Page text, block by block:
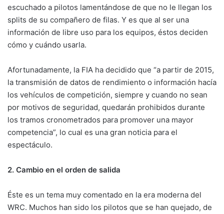
escuchado a pilotos lamentándose de que no le llegan los
splits de su compañero de filas. Y es que al ser una
información de libre uso para los equipos, éstos deciden
cómo y cuándo usarla.
Afortunadamente, la FIA ha decidido que “a partir de 2015,
la transmisión de datos de rendimiento o información hacía
los vehículos de competición, siempre y cuando no sean
por motivos de seguridad, quedarán prohibidos durante
los tramos cronometrados para promover una mayor
competencia”, lo cual es una gran noticia para el
espectáculo.
2. Cambio en el orden de salida
Éste es un tema muy comentado en la era moderna del
WRC. Muchos han sido los pilotos que se han quejado, de